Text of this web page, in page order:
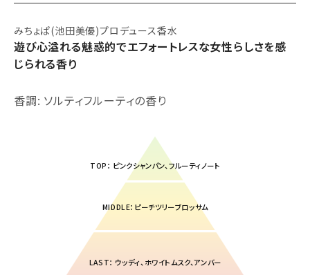
みちょぱ(池田美優)プロデュース香水
遊び心溢れる魅惑的でエフォートレスな女性らしさを感
じられる香り
香調: ソルティフルーティの香り
TOP： ピンクシャンパン、フルーティノート
MIDDLE：ピーチツリーブロッサム
LAST： ウッディ、ホワイトムスク、アンバー